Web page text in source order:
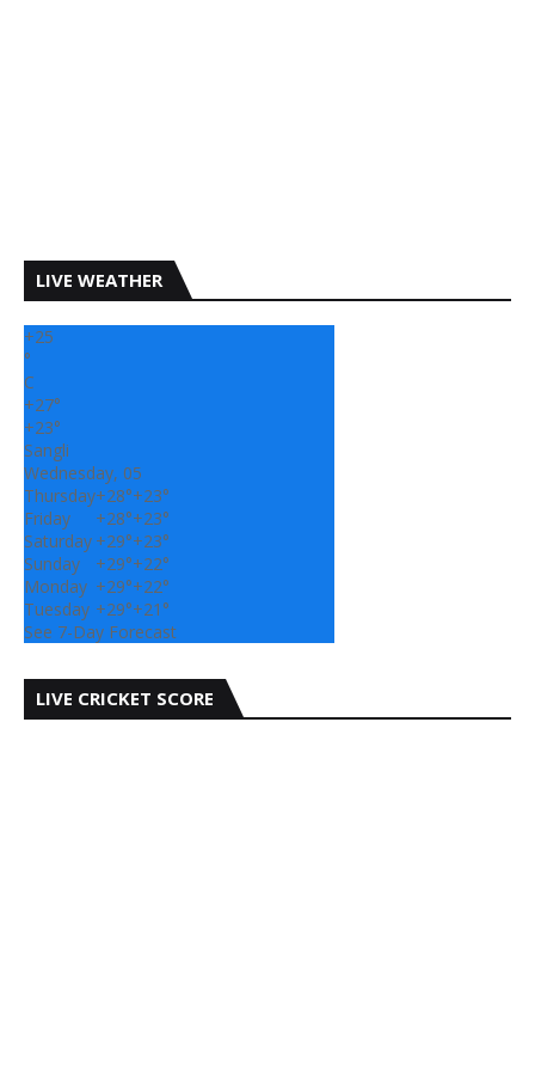
LIVE WEATHER
+25
°
C
+27°
+23°
Sangli
Wednesday, 05
Thursday+28°+23°
Friday
+28°+23°
Saturday +29°+23°
Sunday
+29°+22°
Monday +29°+22°
Tuesday +29°+21°
See 7-Day Forecast
LIVE CRICKET SCORE